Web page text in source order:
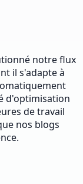
notre flux
il s'adapte à
d'optimisation
de travail
nos blogs